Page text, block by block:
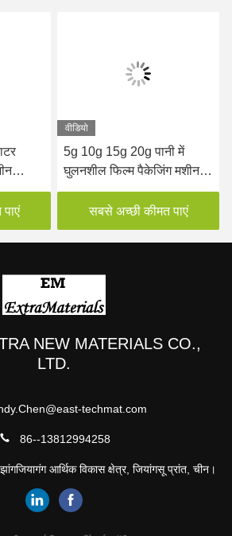
इन वन
वीडियो
5g 10g 15g 20g पानी में
घुलनशील फिल्म पैकेजिंग मशीन
पैकेजिंग कपड़े धोने के पॉड्स के
सबसे अच्छी कीमत पाएं
NEW MATERIALS CO.,
LTD.
techmat.com
86--13812994258
आर्थिक विकास क्षेत्र, जियांगसू प्रांत, चीन।